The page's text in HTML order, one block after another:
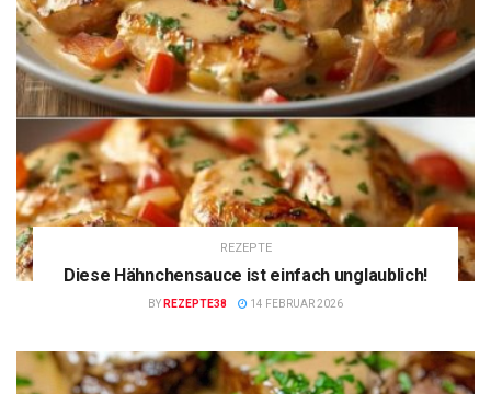
REZEPTE
Diese Hähnchensauce ist einfach unglaublich!
BY REZEPTE38 14 FEBRUAR 2026